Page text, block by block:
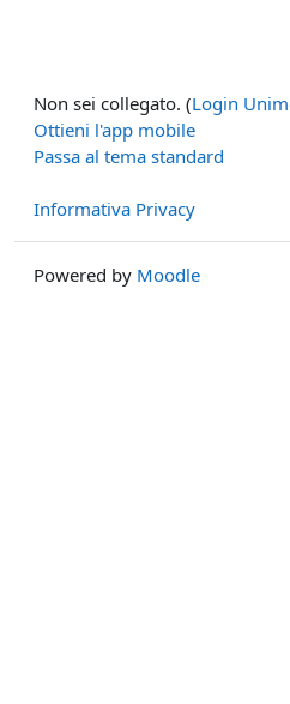
Non sei collegato. (Login
Ottieni l'app mobile
Passa al tema standard
Informativa Privacy
Powered by Moodle